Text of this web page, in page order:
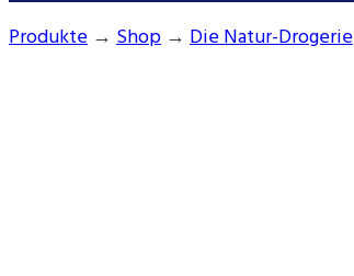
Produkte → Shop → Die Natur-Drogerie